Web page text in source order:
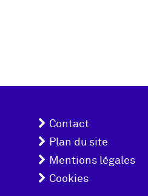
Menu
pied
de
page
Contact
Plan du site
Mentions légales
Cookies